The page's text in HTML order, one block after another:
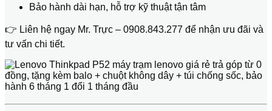
Bảo hành dài hạn, hỗ trợ kỹ thuật tận tâm
👉 Liên hệ ngay Mr. Trực – 0908.843.277 để nhận ưu đãi và
tư vấn chi tiết.